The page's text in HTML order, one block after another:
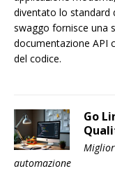
diventato lo standard
swaggo fornisce una
documentazione API
del codice.
Go
automazione